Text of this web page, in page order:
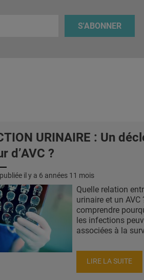
S'ABONNER
URINAIRE : Un
d’AVC ?
il y a 6 années 11 mois
Quelle relation
urinaire et un AVC
comprendre
les infections
associées à la
LIRE LA SUITE